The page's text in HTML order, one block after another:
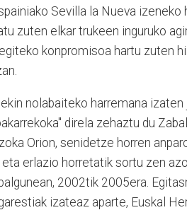
Sevilla la Nueva
zuten elkar trukeen inguruko
konpromisoa hartu zuten
nolabaiteko harremana
direla zehaztu du
Orion, senidetze horren
eta erlazio horretatik sortu zen
2002tik 2005era.
izateaz aparte, Euskal